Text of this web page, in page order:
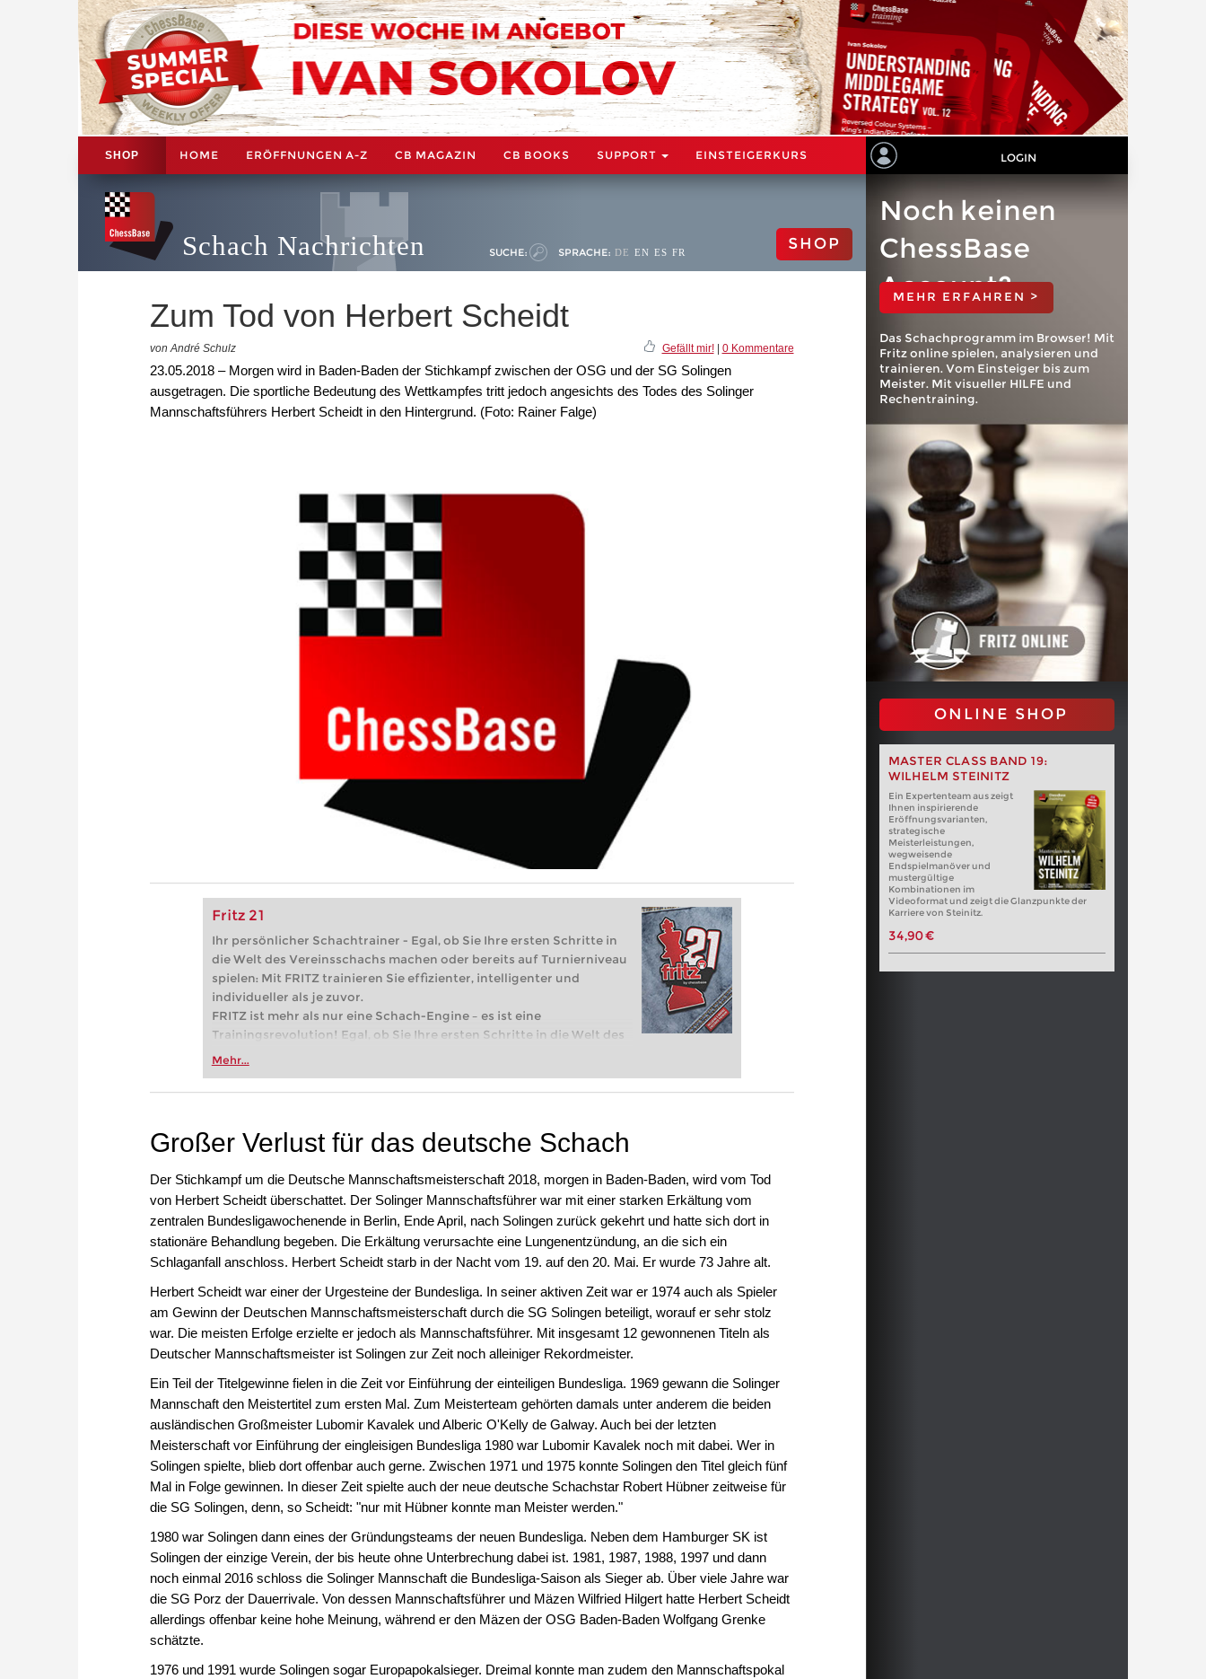
SHOP HOME ERÖFFNUNGEN A-Z CB MAGAZIN CB BOOKS SUPPORT EINSTEIGERKURS LOGIN
Schach Nachrichten SUCHE: SPRACHE: DE EN ES FR SHOP
Zum Tod von Herbert Scheidt
von André Schulz Gefällt mir!| 0 Kommentare
23.05.2018 – Morgen wird in Baden-Baden der Stichkampf zwischen der OSG und der SG Solingen
ausgetragen. Die sportliche Bedeutung des Wettkampfes tritt jedoch angesichts des Todes des Solinger
Mannschaftsführers Herbert Scheidt in den Hintergrund. (Foto: Rainer Falge)
Fritz 21
Ihr persönlicher Schachtrainer - Egal, ob Sie Ihre ersten Schritte in
die Welt des Vereinsschachs machen oder bereits auf Turnierniveau
spielen: Mit FRITZ trainieren Sie effizienter, intelligenter und
individueller als je zuvor.
FRITZ ist mehr als nur eine Schach-Engine – es ist eine
Trainingsrevolution! Egal, ob Sie Ihre ersten Schritte in die Welt des
Vereinsschachs machen oder bereits auf Turnierniveau spielen: Mit
zuvor.
Mehr...
Noch keinen
ChessBase
Account?
MEHR ERFAHREN >
Das Schachprogramm im Browser! Mit
Fritz online spielen, analysieren und
trainieren. Vom Einsteiger bis zum
Meister. Mit visueller HILFE und
Rechentraining.
ONLINE SHOP
MASTER CLASS BAND 19:
WILHELM STEINITZ
Ein Expertenteam aus zeigt
Ihnen inspirierende
Eröffnungsvarianten,
strategische
Meisterleistungen,
wegweisende
Endspielmanöver und
mustergültige
Kombinationen im
Videoformat und zeigt die Glanzpunkte der
Karriere von Steinitz.
34,90 €
Großer Verlust für das deutsche Schach
Der Stichkampf um die Deutsche Mannschaftsmeisterschaft 2018, morgen in Baden-Baden, wird vom Tod
von Herbert Scheidt überschattet. Der Solinger Mannschaftsführer war mit einer starken Erkältung vom
zentralen Bundesligawochenende in Berlin, Ende April, nach Solingen zurück gekehrt und hatte sich dort in
stationäre Behandlung begeben. Die Erkältung verursachte eine Lungenentzündung, an die sich ein
Schlaganfall anschloss. Herbert Scheidt starb in der Nacht vom 19. auf den 20. Mai. Er wurde 73 Jahre alt.
Herbert Scheidt war einer der Urgesteine der Bundesliga. In seiner aktiven Zeit war er 1974 auch als Spieler
am Gewinn der Deutschen Mannschaftsmeisterschaft durch die SG Solingen beteiligt, worauf er sehr stolz
war. Die meisten Erfolge erzielte er jedoch als Mannschaftsführer. Mit insgesamt 12 gewonnenen Titeln als
Deutscher Mannschaftsmeister ist Solingen zur Zeit noch alleiniger Rekordmeister.
Ein Teil der Titelgewinne fielen in die Zeit vor Einführung der einteiligen Bundesliga. 1969 gewann die Solinger
Mannschaft den Meistertitel zum ersten Mal. Zum Meisterteam gehörten damals unter anderem die beiden
ausländischen Großmeister Lubomir Kavalek und Alberic O'Kelly de Galway. Auch bei der letzten
Meisterschaft vor Einführung der eingleisigen Bundesliga 1980 war Lubomir Kavalek noch mit dabei. Wer in
Solingen spielte, blieb dort offenbar auch gerne. Zwischen 1971 und 1975 konnte Solingen den Titel gleich fünf
Mal in Folge gewinnen. In dieser Zeit spielte auch der neue deutsche Schachstar Robert Hübner zeitweise für
die SG Solingen, denn, so Scheidt: "nur mit Hübner konnte man Meister werden."
1980 war Solingen dann eines der Gründungsteams der neuen Bundesliga. Neben dem Hamburger SK ist
Solingen der einzige Verein, der bis heute ohne Unterbrechung dabei ist. 1981, 1987, 1988, 1997 und dann
noch einmal 2016 schloss die Solinger Mannschaft die Bundesliga-Saison als Sieger ab. Über viele Jahre war
die SG Porz der Dauerrivale. Von dessen Mannschaftsführer und Mäzen Wilfried Hilgert hatte Herbert Scheidt
allerdings offenbar keine hohe Meinung, während er den Mäzen der OSG Baden-Baden Wolfgang Grenke
schätzte.
1976 und 1991 wurde Solingen sogar Europapokalsieger. Dreimal konnte man zudem den Mannschaftspokal